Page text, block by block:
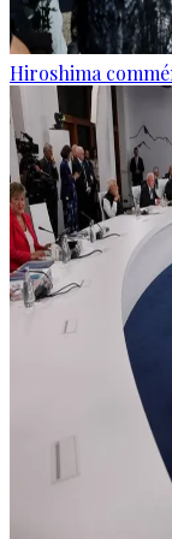
Hiroshima